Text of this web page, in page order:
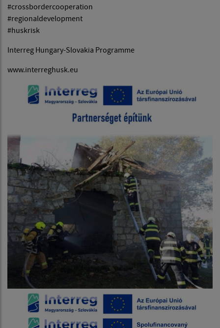
#crossbordercooperation
#regionaldevelopment
#huskrisk
Interreg Hungary-Slovakia Programme
www.interreghusk.eu